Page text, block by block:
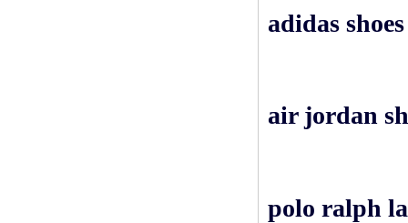
adidas shoes
air jordan
polo ralph